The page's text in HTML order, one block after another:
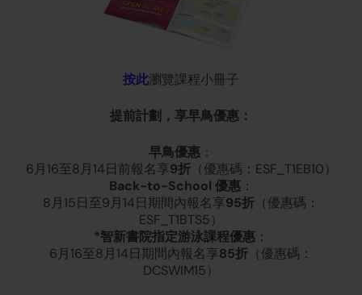
按此瀏覽課程小冊子
提前計劃，享早鳥優惠：
早鳥優惠 ：
6月16至8月14日前報名享9折（優惠碼：ESF_T1EB10）
Back-to-School 優惠：
8月15日至9月14日期間內報名享95折 （優惠碼：
ESF_T1BTS5）
*智新書院指定游泳課程優惠 ：
6月16至8月14日期間內報名享85折 （優惠碼：
DCSWIM15）